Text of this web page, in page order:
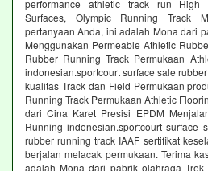
performance athletic track run High
Surfaces, Olympic Running Track
pertanyaan Anda, ini adalah Mona dari
Menggunakan Permeable Athletic
Rubber Running Track Permukaan
indonesian.sportcourt surface sale
kualitas Track dan Field Permukaan
Running Track Permukaan Athletic
dari Cina Karet Presisi EPDM
Running indonesian.sportcourt surface
rubber running track IAAF sertifikat
berjalan melacak permukaan. Terima
adalah Mona dari pabrik olahraga